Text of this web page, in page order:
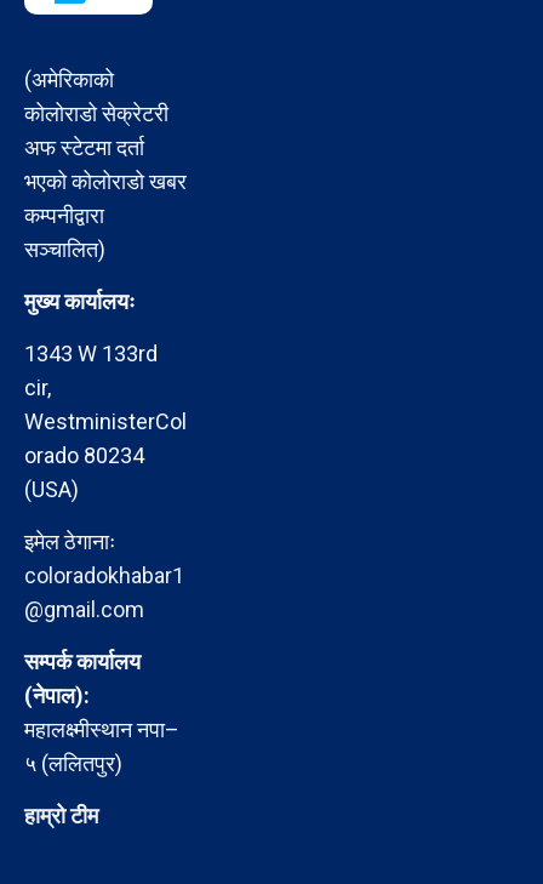
(अमेरिकाको
कोलोराडो सेक्रेटरी
अफ स्टेटमा दर्ता
भएको कोलोराडो खबर
कम्पनीद्वारा
सञ्चालित)
मुख्य कार्यालयः
1343 W 133rd
cir,
WestministerCol
orado 80234
(USA)
इमेल ठेगानाः
coloradokhabar1
@gmail.com
सम्पर्क कार्यालय
(नेपाल):
महालक्ष्मीस्थान नपा–
५ (ललितपुर)
हाम्रो टीम